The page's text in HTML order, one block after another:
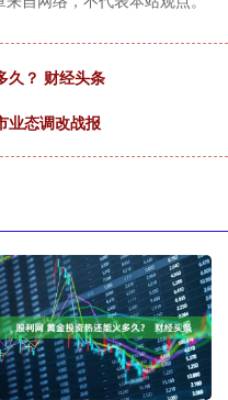
久？ 财经头条
业态调改战报